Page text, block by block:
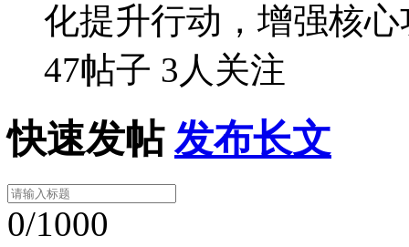
化提升行动，增强核
47帖子 3人关注
快速发帖 发布长文
0/1000